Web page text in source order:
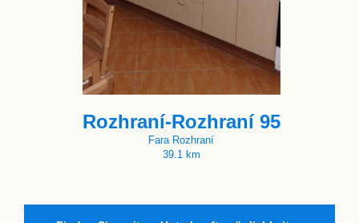
Rozhraní-Rozhraní 95
Fara Rozhraní
39.1 km